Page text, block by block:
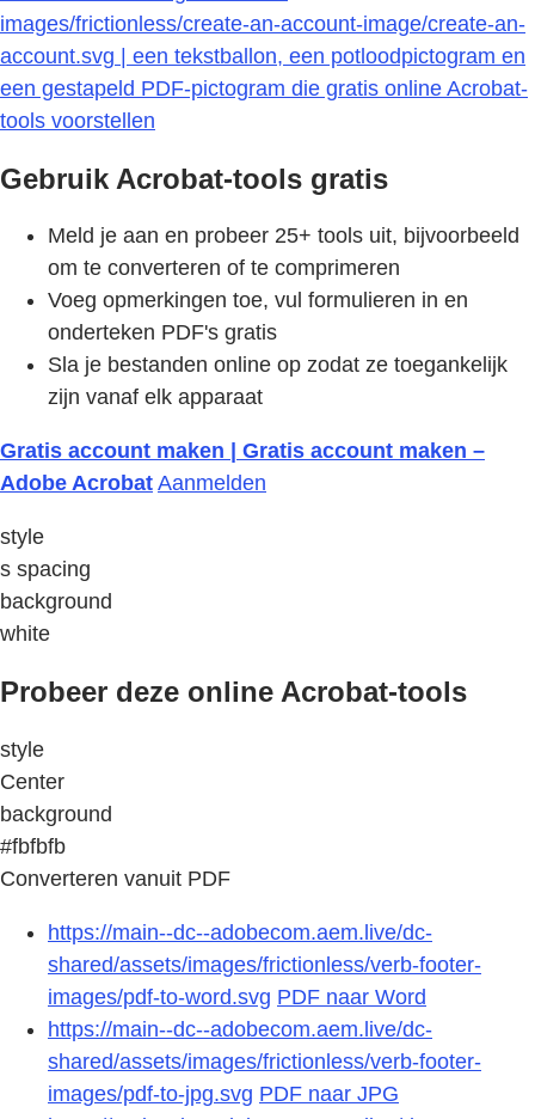
images/frictionless/create-an-account-image/create-an-
account.svg | een tekstballon, een potloodpictogram en
een gestapeld PDF-pictogram die gratis online Acrobat-
tools voorstellen
Gebruik Acrobat-tools gratis
Meld je aan en probeer 25+ tools uit, bijvoorbeeld
om te converteren of te comprimeren
Voeg opmerkingen toe, vul formulieren in en
onderteken PDF's gratis
Sla je bestanden online op zodat ze toegankelijk
zijn vanaf elk apparaat
Gratis account maken | Gratis account maken –
Adobe Acrobat Aanmelden
style
s spacing
background
white
Probeer deze online Acrobat-tools
style
Center
background
#fbfbfb
Converteren vanuit PDF
https://main--dc--adobecom.aem.live/dc-
shared/assets/images/frictionless/verb-footer-
images/pdf-to-word.svg PDF naar Word
https://main--dc--adobecom.aem.live/dc-
shared/assets/images/frictionless/verb-footer-
images/pdf-to-jpg.svg PDF naar JPG